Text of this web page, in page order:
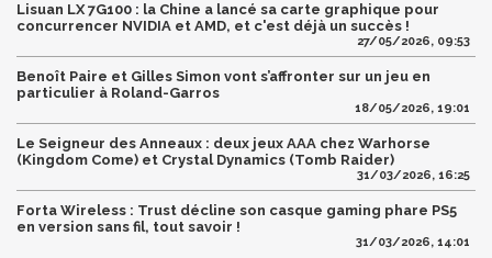
Lisuan LX 7G100 : la Chine a lancé sa carte graphique pour
concurrencer NVIDIA et AMD, et c'est déjà un succès !
27/05/2026, 09:53
Benoît Paire et Gilles Simon vont s’affronter sur un jeu en
particulier à Roland-Garros
18/05/2026, 19:01
Le Seigneur des Anneaux : deux jeux AAA chez Warhorse
(Kingdom Come) et Crystal Dynamics (Tomb Raider)
31/03/2026, 16:25
Forta Wireless : Trust décline son casque gaming phare PS5
en version sans fil, tout savoir !
31/03/2026, 14:01